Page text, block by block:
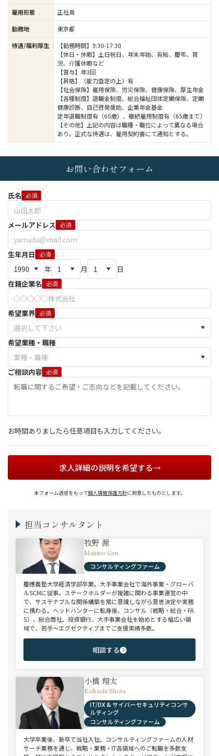
雇用形態
正社員
勤務地
東京都
待遇/福利厚生
【勤務時間】9:30-17:30
【休日・休暇】土日祝日、年末年始、有給、慶弔、育
児、介護休暇など
【賞与】年3回
【昇格】（能力査定の上）有
【社会保険】雇用保険、労災保険、健康保険、厚生年金
【各種制度】退職金制度、総合福祉団体定期保険、定期
健康診断、自己啓発援助、企業年金基金
定年退職制度有（60歳）、継続雇用制度有（65歳まで）
【その他】上記の内容は職種・職位によって異なる場合
あり。正式な待遇は、雇用契約書にて通知とする。
お問い合わせフォーム
氏名 必須
メールアドレス 必須
生年月日 必須
年 月
日
在籍企業名 必須
希望業界 必須
希望業種・職種
ご相談内容 必須
お時間ありましたら任意項目も入力してください。
求人詳細の説明を希望する
本フォーム送信をもって個人情報保護方針に同意したものとします。
担当コンサルタント
牧野 源
Makino Gen
コンサルティングファーム
慶應義塾大学経済学部卒業。大手事業会社で海外事業・グローバ
ルSCMに従事。ステークホルダーが複雑に関わる事業運営の中
で、サステナブルな関係構築を常に意識しながら意思決定や実務
に携わる。ヘッドハンターに転身後、コンサル（戦略・総合・FA
S）、総合商社、投資銀行、大手事業会社を始めとする幅広い領
域で、若手～エグゼクティブまでご支援実績多数。
相談する
小橋 翔太
Kobashi Shota
IT/DX & サイバーセキュリティコンサ
ルティング
コンサルティングファーム
大学卒業後、新卒で当社入社。コンサルティングファームの人材
サーチ業務を通じ、戦略・業務・IT各領域へのご転職を多数支